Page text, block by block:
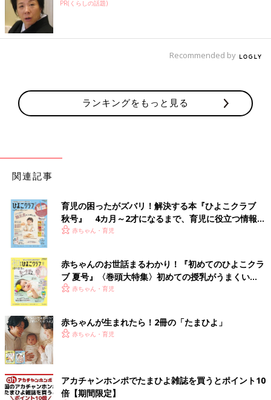
PR(くらしの話題)
Recommended by
ランキングをもっと見る
関連記事
育児の困ったがズバリ！解決する本『ひよこクラブ
秋号』 4カ月～2才になるまで、育児に役立つ情報が
いっぱい！
赤ちゃん・育児
赤ちゃんのお世話まるわかり！『初めてのひよこクラ
ブ 夏号』〈巻頭大特集〉初めての授乳がうまくい
く！ おっぱい・ミルクの基本と夏のトラブル 解決テ
赤ちゃん・育児
赤ちゃんが生まれたら！2冊の「たまひよ」
赤ちゃん・育児
アカチャンホンポでたまひよ雑誌を買うとポイント10
倍【期間限定】